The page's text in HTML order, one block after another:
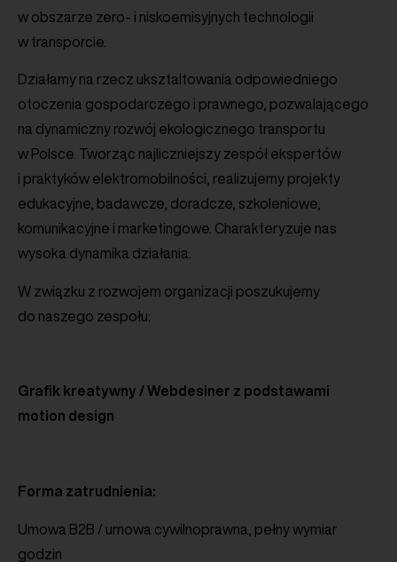
w obszarze zero- i niskoemisyjnych technologii
w transporcie.
Działamy na rzecz uksztaltowania odpowiedniego
otoczenia gospodarczego i prawnego, pozwalającego
na dynamiczny rozwój ekologicznego transportu
w Polsce. Tworząc najliczniejszy zespół ekspertów
i praktyków elektromobilności, realizujemy projekty
edukacyjne, badawcze, doradcze, szkoleniowe,
komunikacyjne i marketingowe. Charakteryzuje nas
wysoka dynamika działania.
W związku z rozwojem organizacji poszukujemy
do naszego zespołu:
Grafik kreatywny / Webdesiner z podstawami
motion design
Forma zatrudnienia:
Umowa B2B / umowa cywilnoprawna, pełny wymiar
godzin